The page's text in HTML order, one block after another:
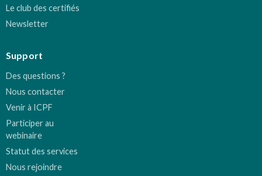
Le club des certifiés
Newsletter
Support
Des questions ?
Nous contacter
Venir à ICPF
Participer au
webinaire
Statut des services
Nous rejoindre